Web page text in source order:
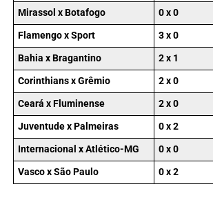
Mirassol x Botafogo
0 x 0
Flamengo x Sport
3 x 0
Bahia x Bragantino
2 x 1
Corinthians x Grêmio
2 x 0
Ceará x Fluminense
2 x 0
Juventude x Palmeiras
0 x 2
Internacional x Atlético-MG
0 x 0
Vasco x São Paulo
0 x 2